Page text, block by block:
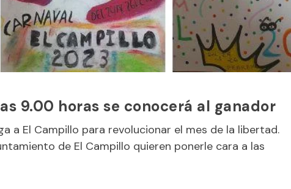
9.00 horas se conocerá al ganador
a El Campillo para revolucionar el mes de la libertad.
de El Campillo quieren ponerle cara a las